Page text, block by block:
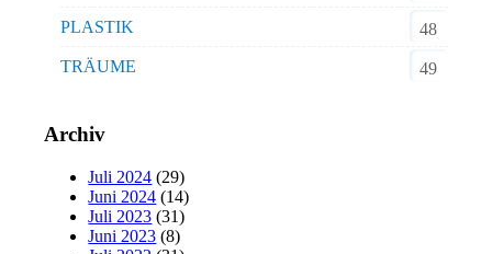
PLASTIK
48
TRÄUME
49
Archiv
Juli 2024 (29)
Juni 2024 (14)
Juli 2023 (31)
Juni 2023 (8)